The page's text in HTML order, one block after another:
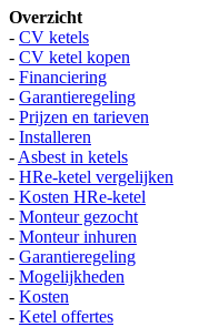
Overzicht
- CV ketels
- CV ketel kopen
- Financiering
- Garantieregeling
- Prijzen en tarieven
- Installeren
- Asbest in ketels
- HRe-ketel vergelijken
- Kosten HRe-ketel
- Monteur gezocht
- Monteur inhuren
- Garantieregeling
- Mogelijkheden
- Kosten
- Ketel offertes